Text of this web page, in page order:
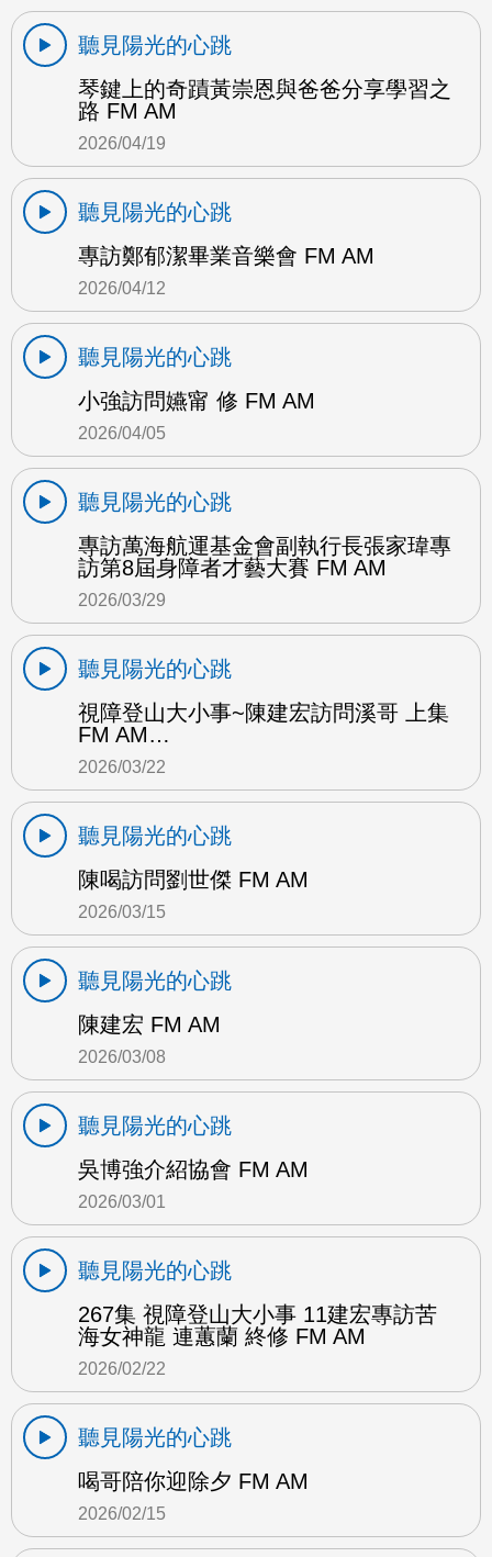
聽見陽光的心跳
琴鍵上的奇蹟黃崇恩與爸爸分享學習之
路 FM AM
2026/04/19
聽見陽光的心跳
專訪鄭郁潔畢業音樂會 FM AM
2026/04/12
聽見陽光的心跳
小強訪問嬿甯 修 FM AM
2026/04/05
聽見陽光的心跳
專訪萬海航運基金會副執行長張家瑋專
訪第8屆身障者才藝大賽 FM AM
2026/03/29
聽見陽光的心跳
視障登山大小事~陳建宏訪問溪哥 上集
FM AM…
2026/03/22
聽見陽光的心跳
陳喝訪問劉世傑 FM AM
2026/03/15
聽見陽光的心跳
陳建宏 FM AM
2026/03/08
聽見陽光的心跳
吳博強介紹協會 FM AM
2026/03/01
聽見陽光的心跳
267集 視障登山大小事 11建宏專訪苦
海女神龍 連蕙蘭 終修 FM AM
2026/02/22
聽見陽光的心跳
喝哥陪你迎除夕 FM AM
2026/02/15